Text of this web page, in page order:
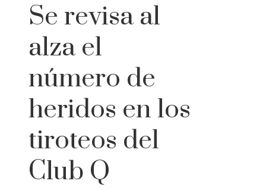
Se revisa al
alza el
número de
heridos en los
tiroteos del
Club Q